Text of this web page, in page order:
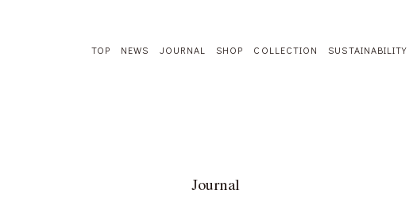
TOP NEWS JOURNAL SHOP COLLECTION SUSTAINABILITY
Journal